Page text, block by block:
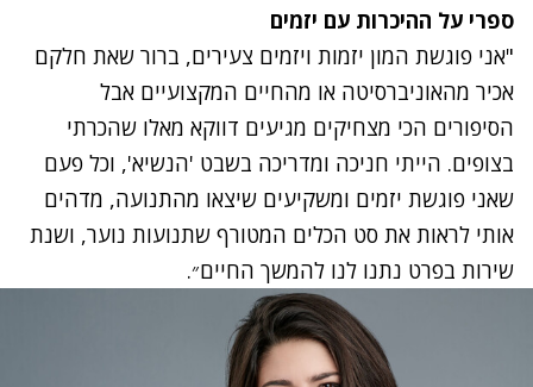
ספרי על ההיכרות עם יזמים
"אני פוגשת המון יזמות ויזמים צעירים, ברור שאת חלקם
אכיר מהאוניברסיטה או מהחיים המקצועיים אבל
הסיפורים הכי מצחיקים מגיעים דווקא מאלו שהכרתי
בצופים. הייתי חניכה ומדריכה בשבט 'הנשיא', וכל פעם
שאני פוגשת יזמים ומשקיעים שיצאו מהתנועה, מדהים
אותי לראות את סט הכלים המטורף שתנועות נוער, ושנת
שירות בפרט נתנו לנו להמשך החיים״.